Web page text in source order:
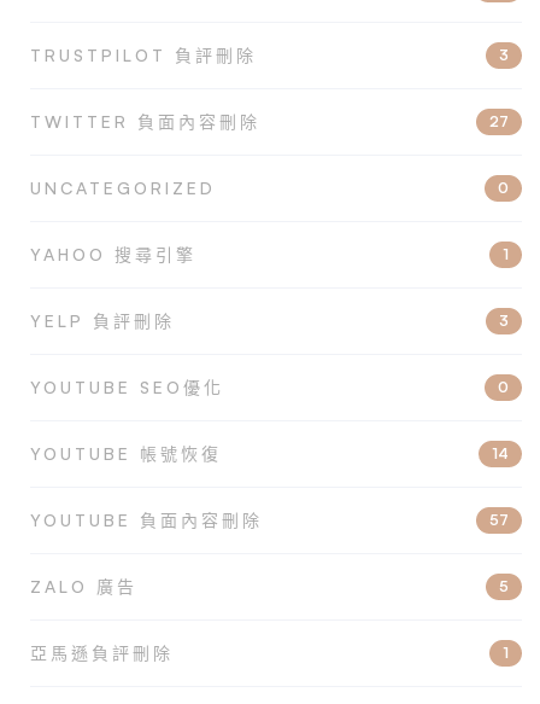
TRUSTPILOT 負評刪除 3
TWITTER 負面內容刪除 27
UNCATEGORIZED 0
YAHOO 搜尋引擎 1
YELP 負評刪除 3
YOUTUBE SEO優化 0
YOUTUBE 帳號恢復 14
YOUTUBE 負面內容刪除 57
ZALO 廣告 5
亞馬遜負評刪除 1